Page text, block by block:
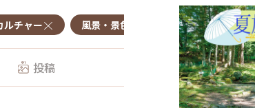
ルチャー 風景・景色 名所・旧跡
投稿